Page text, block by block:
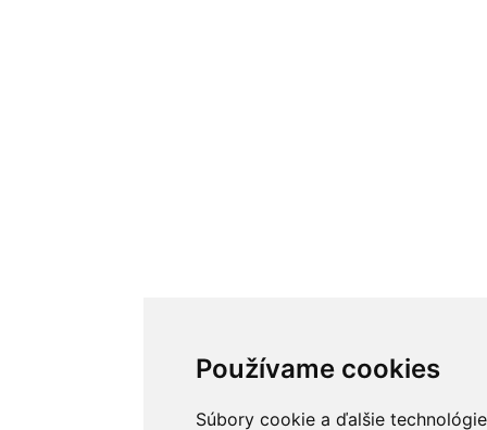
Používame cookies
Súbory cookie a ďalšie